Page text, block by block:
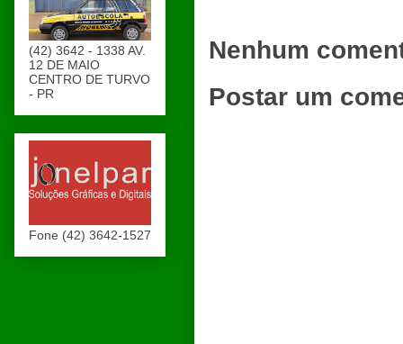
Nenhum
Postar um
(42) 3642 - 1338 AV.
12 DE MAIO
CENTRO DE TURVO
- PR
Fone (42) 3642-1527